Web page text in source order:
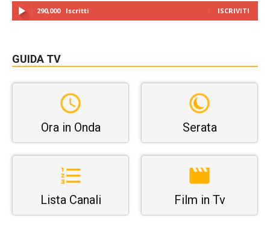
290,000 Iscritti ISCRIVITI
GUIDA TV
Ora in Onda Serata
Lista Canali Film in Tv